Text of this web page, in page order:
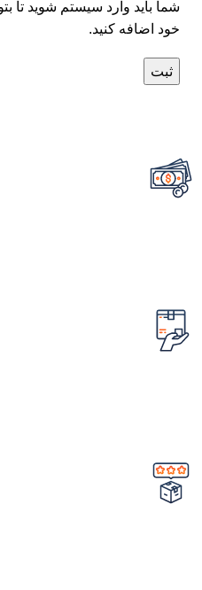
شما باید وارد سیستم شوید تا
خود اضافه کنید.